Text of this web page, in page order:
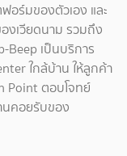
ร์มของตัวเอง และ
งเวียดนาม รวมถึง
Beep เป็นบริการ
ใกล้บ้าน ให้ลูกค้า
Point ตอบโจทย์
คอยรับของ